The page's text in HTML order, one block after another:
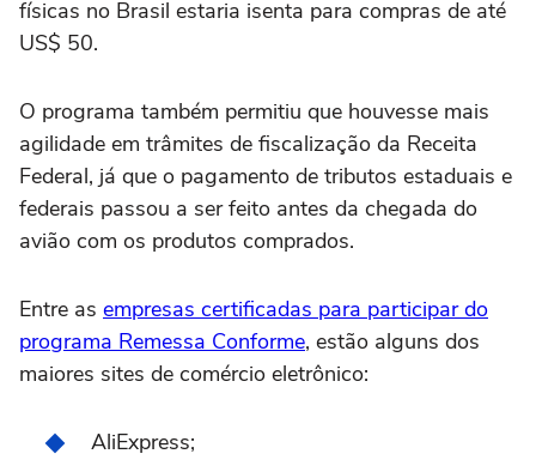
físicas no Brasil estaria isenta para compras de até
US$ 50.
O programa também permitiu que houvesse mais
agilidade em trâmites de fiscalização da Receita
Federal, já que o pagamento de tributos estaduais e
federais passou a ser feito antes da chegada do
avião com os produtos comprados.
Entre as empresas certificadas para participar do
programa Remessa Conforme, estão alguns dos
maiores sites de comércio eletrônico:
AliExpress;